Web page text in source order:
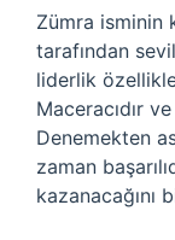
Zümra isminin
tarafından
liderlik
Maceracıdır
Denemekten
zaman
kazanacağını